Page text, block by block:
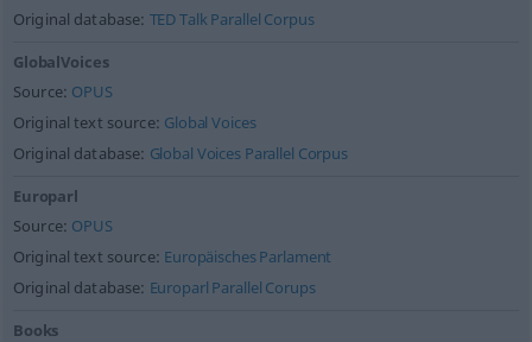
Original database: TED Talk Parallel Corpus
GlobalVoices
Source: OPUS
Original text source: Global Voices
Original database: Global Voices Parallel Corpus
Europarl
Source: OPUS
Original text source: Europäisches Parlament
Original database: Europarl Parallel Corups
Books